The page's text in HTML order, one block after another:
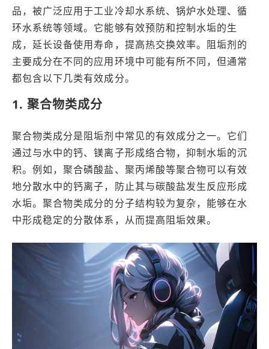
品，被广泛应用于工业冷却水系统、锅炉水处理、循
环水系统等领域。它能够有效预防和控制水垢的生
成，延长设备使用寿命，提高热交换效率。阻垢剂的
主要成分在不同的应用环境中可能有所不同，但通常
都包含以下几类有效成分。
1. 聚合物类成分
聚合物类成分是阻垢剂中常见的有效成分之一。它们
通过与水中的钙、镁离子形成络合物，抑制水垢的沉
积。例如，聚合磷酸盐、聚丙烯酸等聚合物可以有效
地分散水中的钙离子，防止其与碳酸盐发生反应形成
水垢。聚合物类成分的分子结构较为复杂，能够在水
中形成稳定的分散体系，从而提高阻垢效果。